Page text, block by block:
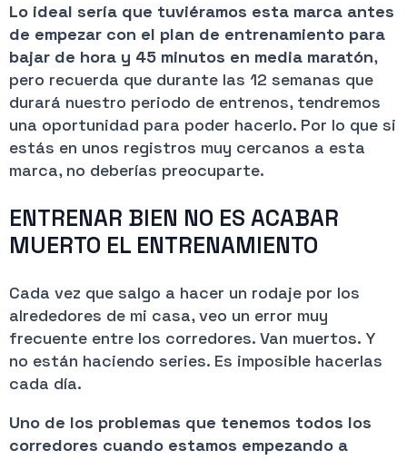
Lo ideal sería que tuviéramos esta marca antes
de empezar con el plan de entrenamiento para
bajar de hora y 45 minutos en media maratón,
pero recuerda que durante las 12 semanas que
durará nuestro periodo de entrenos, tendremos
una oportunidad para poder hacerlo. Por lo que si
estás en unos registros muy cercanos a esta
marca, no deberías preocuparte.
ENTRENAR BIEN NO ES ACABAR
MUERTO EL ENTRENAMIENTO
Cada vez que salgo a hacer un rodaje por los
alrededores de mi casa, veo un error muy
frecuente entre los corredores. Van muertos. Y
no están haciendo series. Es imposible hacerlas
cada día.
Uno de los problemas que tenemos todos los
corredores cuando estamos empezando a